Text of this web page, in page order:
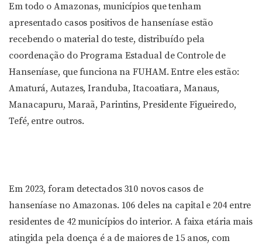
Em todo o Amazonas, municípios que tenham
apresentado casos positivos de hanseníase estão
recebendo o material do teste, distribuído pela
coordenação do Programa Estadual de Controle de
Hanseníase, que funciona na FUHAM. Entre eles estão:
Amaturá, Autazes, Iranduba, Itacoatiara, Manaus,
Manacapuru, Maraã, Parintins, Presidente Figueiredo,
Tefé, entre outros.
Em 2023, foram detectados 310 novos casos de
hanseníase no Amazonas. 106 deles na capital e 204 entre
residentes de 42 municípios do interior. A faixa etária mais
atingida pela doença é a de maiores de 15 anos, com